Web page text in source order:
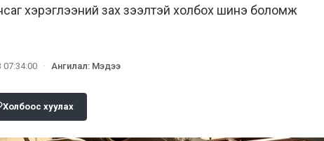
хэрэглээний зах зээлтэй холбох шинэ боломж
07:34:00 · Ангилал: Мэдээ
Холбоос хуулах